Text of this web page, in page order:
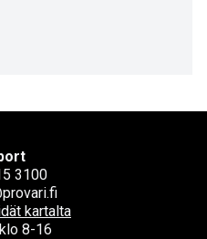
3100
kartalta
8-16